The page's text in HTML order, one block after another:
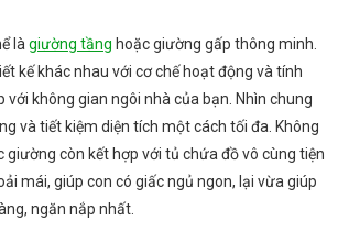
là giường tầng hoặc giường gấp thông minh.
kế khác nhau với cơ chế hoạt động và tính
với không gian ngôi nhà của bạn. Nhìn chung
và tiết kiệm diện tích một cách tối đa. Không
giường còn kết hợp với tủ chứa đồ vô cùng tiện
mái, giúp con có giấc ngủ ngon, lại vừa giúp
ngăn nắp nhất.